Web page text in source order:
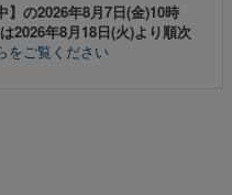
】の2026年8月7日(金)10時
2026年8月18日(火)より順次
をご覧ください